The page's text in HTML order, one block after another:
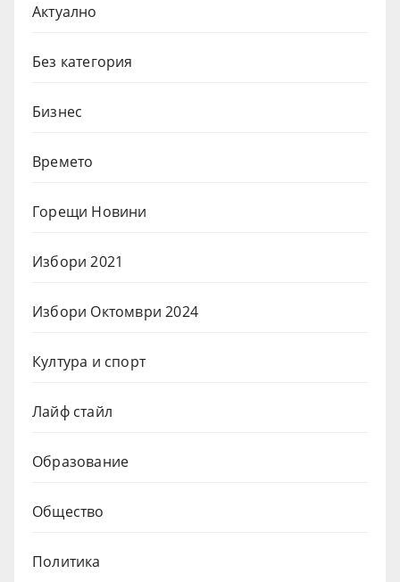
Актуално
Без категория
Бизнес
Времето
Горещи Новини
Избори 2021
Избори Октомври 2024
Култура и спорт
Лайф стайл
Образование
Общество
Политика